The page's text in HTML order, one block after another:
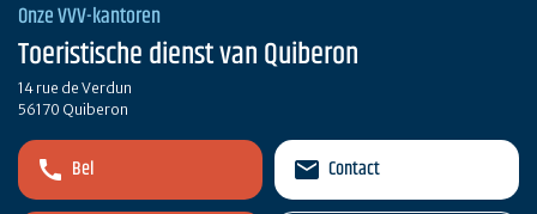
Onze VVV-kantoren
Toeristische dienst van Quiberon
14 rue de Verdun
56170 Quiberon
Bel Contact